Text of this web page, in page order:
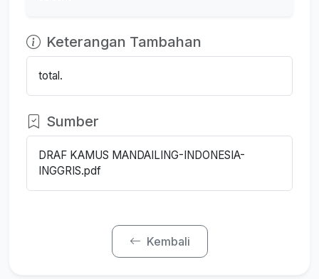
Keterangan Tambahan
total.
Sumber
DRAF KAMUS MANDAILING-INDONESIA-
INGGRIS.pdf
Kembali